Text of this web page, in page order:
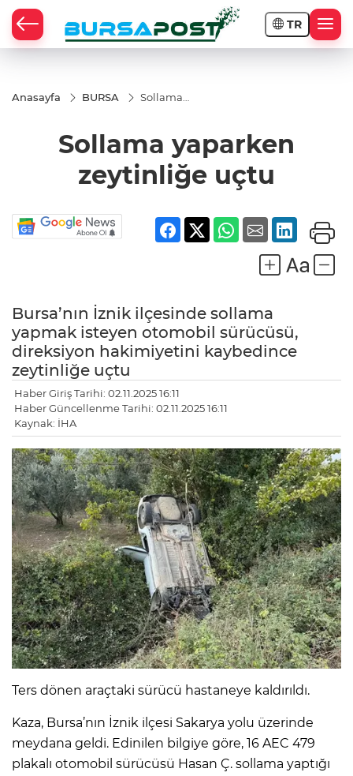
TR
Anasayfa BURSA
Sollama
Sollama yaparken
zeytinliğe uçtu
Bursa’nın İznik ilçesinde sollama
yapmak isteyen otomobil sürücüsü,
direksiyon hakimiyetini kaybedince
zeytinliğe uçtu
Haber Giriş Tarihi: 02.11.2025 16:11
Haber Güncellenme Tarihi: 02.11.2025 16:11
Kaynak: İHA
Ters dönen araçtaki sürücü hastaneye kaldırıldı.
Kaza, Bursa’nın İznik ilçesi Sakarya yolu üzerinde
meydana geldi. Edinilen bilgiye göre, 16 AEC 479
plakalı otomobil sürücüsü Hasan Ç. sollama yaptığı